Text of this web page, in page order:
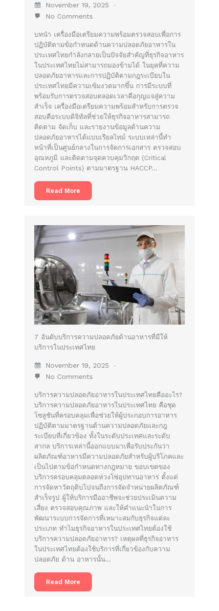
November 19, 2025
No Comments
บทนำ เครื่องมือเตรียมความพร้อมตรวจสอบเพื่อการ
ปฏิบัติตามข้อกำหนดด้านความปลอดภัยอาหารใน
ประเทศไทยกำลังกลายเป็นปัจจัยสำคัญที่ธุรกิจอาหาร
ในประเทศไทยไม่สามารถมองข้ามได้ ในยุคที่ความ
ปลอดภัยอาหารและการปฏิบัติตามกฎระเบียบใน
ประเทศไทยมีความเข้มงวดมากขึ้น การมีระบบที่
พร้อมรับการตรวจสอบตลอดเวลาคือกุญแจสู่ความ
สำเร็จ เครื่องมือเตรียมความพร้อมสำหรับการตรวจ
สอบคือระบบดิจิทัลที่ช่วยให้ธุรกิจอาหารสามารถ
ติดตาม จัดเก็บ และรายงานข้อมูลด้านความ
ปลอดภัยอาหารได้แบบเรียลไทม์ ระบบเหล่านี้ทำ
หน้าที่เป็นศูนย์กลางในการจัดการเอกสาร ตรวจสอบ
อุณหภูมิ และติดตามจุดควบคุมวิกฤต (Critical
Control Points) ตามมาตรฐาน HACCP…
Read More
7 อันดับบริการความปลอดภัยด้านอาหารที่มีให้
บริการในประเทศไทย
November 19, 2025
No Comments
บริการความปลอดภัยอาหารในประเทศไทยคืออะไร?
บริการความปลอดภัยอาหารในประเทศไทย คือชุด
โซลูชันที่ครอบคลุมเพื่อช่วยให้ผู้ประกอบการอาหาร
ปฏิบัติตามมาตรฐานด้านความปลอดภัยและกฎ
ระเบียบที่เกี่ยวข้อง ทั้งในระดับประเทศและระดับ
สากล บริการเหล่านี้ออกแบบมาเพื่อรับประกันว่า
ผลิตภัณฑ์อาหารมีความปลอดภัยสำหรับผู้บริโภคและ
เป็นไปตามข้อกำหนดทางกฎหมาย ขอบเขตของ
บริการครอบคลุมตลอดห่วงโซ่อุปทานอาหาร ตั้งแต่
การจัดหาวัตถุดิบไปจนถึงการจัดจำหน่ายผลิตภัณฑ์
สำเร็จรูป ผู้ให้บริการมืออาชีพจะช่วยประเมินความ
เสี่ยง ตรวจสอบคุณภาพ และให้คำแนะนำในการ
พัฒนาระบบการจัดการที่เหมาะสมกับธุรกิจแต่ละ
ประเภท ทำไมธุรกิจอาหารในประเทศไทยต้องใช้
บริการความปลอดภัยอาหาร? เหตุผลที่ธุรกิจอาหาร
ในประเทศไทยต้องใช้บริการที่เกี่ยวข้องกับความ
ปลอดภัย ด้าน อาหารนั้น…
Read More